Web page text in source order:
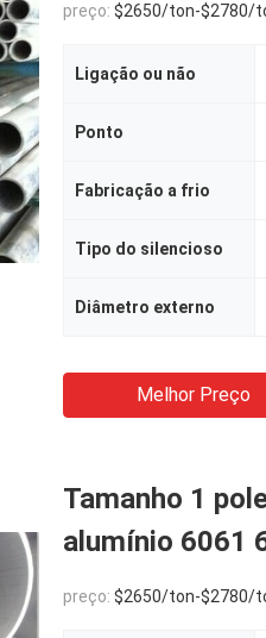
preço: $2650/ton-$2780/
Ligação ou não
Ponto
Fabricação a frio
Tipo do silencioso
Diâmetro externo
Melhor Preço
Tamanho 1
alumínio 6061
preço: $2650/ton-$2780/